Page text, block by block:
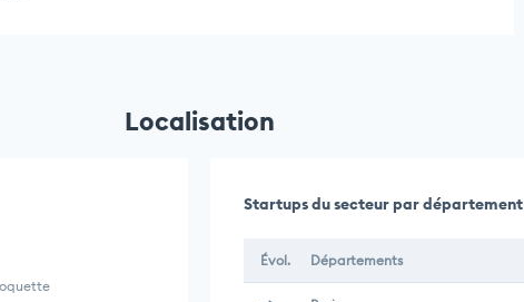
Localisation
Startups du secteur par département
Évol. Départements